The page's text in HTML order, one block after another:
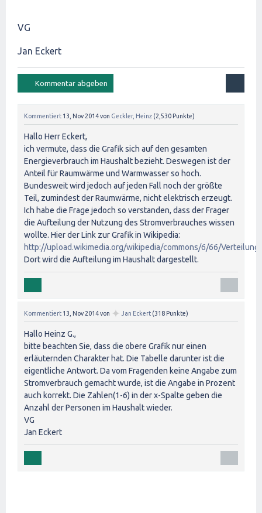
VG
Jan Eckert
Kommentiert 13, Nov 2014von Geckler, Heinz (2,530 Punkte)
Hallo Herr Eckert,
ich vermute, dass die Grafik sich auf den gesamten
Energieverbrauch im Haushalt bezieht. Deswegen ist der
Anteil für Raumwärme und Warmwasser so hoch.
Bundesweit wird jedoch auf jeden Fall noch der größte
Teil, zumindest der Raumwärme, nicht elektrisch erzeugt.
Ich habe die Frage jedoch so verstanden, dass der Frager
die Aufteilung der Nutzung des Stromverbrauches wissen
wollte. Hier der Link zur Grafik in Wikipedia:
http://upload.wikimedia.org/wikipedia/commons/6/66/
Dort wird die Aufteilung im Haushalt dargestellt.
Kommentiert 13, Nov 2014von ✦ Jan Eckert (318 Punkte)
Hallo Heinz G.,
bitte beachten Sie, dass die obere Grafik nur einen
erläuternden Charakter hat. Die Tabelle darunter ist die
eigentliche Antwort. Da vom Fragenden keine Angabe zum
Stromverbrauch gemacht wurde, ist die Angabe in Prozent
auch korrekt. Die Zahlen(1-6) in der x-Spalte geben die
Anzahl der Personen im Haushalt wieder.
VG
Jan Eckert